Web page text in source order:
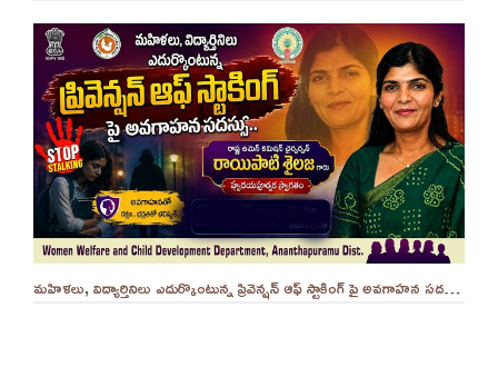
మహిళలు, విద్యార్తినిలు ఎదుర్కొంటున్న ప్రివెన్షన్ ఆఫ్ స్టాకింగ్ పై అవగాహన సదస్సు.. - ||YES 9TV